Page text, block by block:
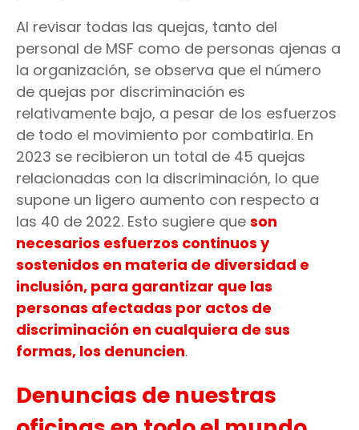
Al revisar todas las quejas, tanto del
personal de MSF como de personas ajenas a
la organización, se observa que el número
de quejas por discriminación es
relativamente bajo, a pesar de los esfuerzos
de todo el movimiento por combatirla. En
2023 se recibieron un total de 45 quejas
relacionadas con la discriminación, lo que
supone un ligero aumento con respecto a
las 40 de 2022. Esto sugiere que son
necesarios esfuerzos continuos y
sostenidos en materia de diversidad e
inclusión, para garantizar que las
personas afectadas por actos de
discriminación en cualquiera de sus
formas, los denuncien.
Denuncias de nuestras